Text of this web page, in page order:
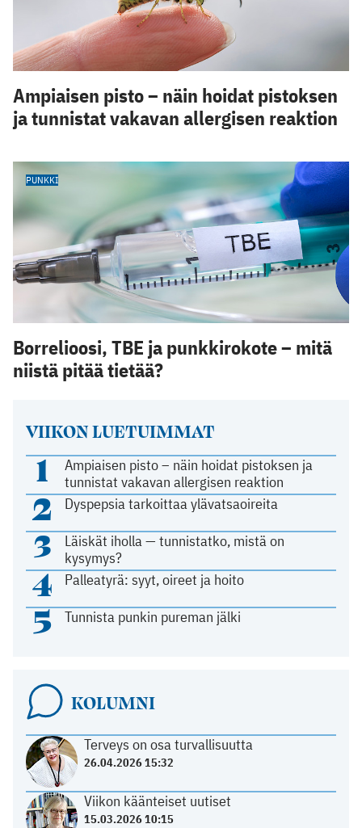
VIIKON LUETUIMMAT
1
Ampiaisen pisto – näin hoidat pistoksen ja
tunnistat vakavan allergisen reaktion
2 Dyspepsia tarkoittaa ylävatsaoireita
3
Läiskät iholla — tunnistatko, mistä on
kysymys?
4 Palleatyrä: syyt, oireet ja hoito
5 Tunnista punkin pureman jälki
KOLUMNI
Terveys on osa turvallisuutta
26.04.2026 15:32
Viikon käänteiset uutiset
15.03.2026 10:15
Ampiaisen pisto – näin hoidat pistoksen
ja tunnistat vakavan allergisen reaktion
PUNKKI
Borrelioosi, TBE ja punkkirokote – mitä
niistä pitää tietää?